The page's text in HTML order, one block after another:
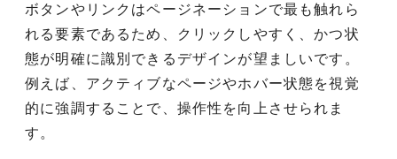
ボタンやリンクはページネーションで最も触れら
れる要素であるため、クリックしやすく、かつ状
態が明確に識別できるデザインが望ましいです。
例えば、アクティブなページやホバー状態を視覚
的に強調することで、操作性を向上させられま
す。